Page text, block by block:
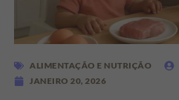
ALIMENTAÇÃO E NUTRIÇÃO
JANEIRO 20, 2026